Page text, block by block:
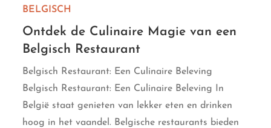
BELGISCH
Ontdek de Culinaire Magie van een
Belgisch Restaurant
Belgisch Restaurant: Een Culinaire Beleving
Belgisch Restaurant: Een Culinaire Beleving In
België staat genieten van lekker eten en drinken
hoog in het vaandel. Belgische restaurants bieden